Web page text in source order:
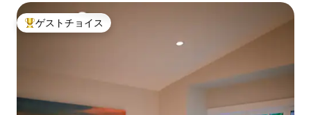
大好評のゲストチョイスです。
ゲストチョイス